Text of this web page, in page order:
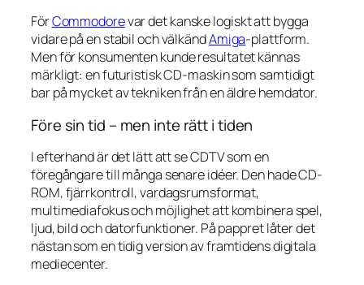
FörCommodorevar det kanske logiskt att bygga
vidare på en stabil och välkändAmiga-plattform.
Men för konsumenten kunde resultatet kännas
märkligt: en futuristisk CD-maskin som samtidigt
bar på mycket av tekniken från en äldre hemdator.
Före sin tid – men inte rätt i tiden
I efterhand är det lätt att se CDTV som en
föregångare till många senare idéer. Den hade CD-
ROM, fjärrkontroll, vardagsrumsformat,
multimediafokus och möjlighet att kombinera spel,
ljud, bild och datorfunktioner. På pappret låter det
nästan som en tidig version av framtidens digitala
mediecenter.